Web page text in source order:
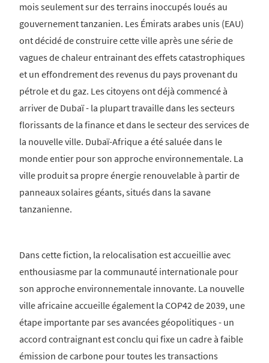
mois seulement sur des terrains inoccupés loués au
gouvernement tanzanien. Les Émirats arabes unis (EAU)
ont décidé de construire cette ville après une série de
vagues de chaleur entrainant des effets catastrophiques
et un effondrement des revenus du pays provenant du
pétrole et du gaz. Les citoyens ont déjà commencé à
arriver de Dubaï - la plupart travaille dans les secteurs
florissants de la finance et dans le secteur des services de
la nouvelle ville. Dubaï-Afrique a été saluée dans le
monde entier pour son approche environnementale. La
ville produit sa propre énergie renouvelable à partir de
panneaux solaires géants, situés dans la savane
tanzanienne.
Dans cette fiction, la relocalisation est accueillie avec
enthousiasme par la communauté internationale pour
son approche environnementale innovante. La nouvelle
ville africaine accueille également la COP42 de 2039, une
étape importante par ses avancées géopolitiques - un
accord contraignant est conclu qui fixe un cadre à faible
émission de carbone pour toutes les transactions